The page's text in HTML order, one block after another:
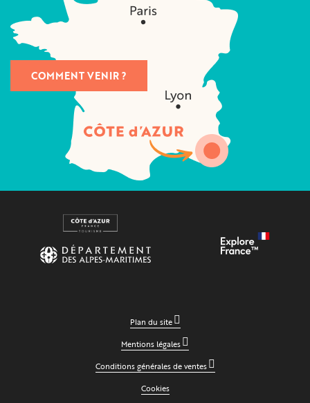
COMMENT VENIR ?
Plan du site
Mentions légales
Conditions générales de ventes
Cookies